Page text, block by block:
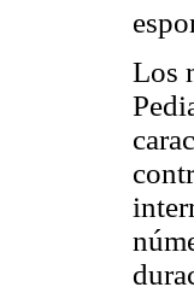
Los